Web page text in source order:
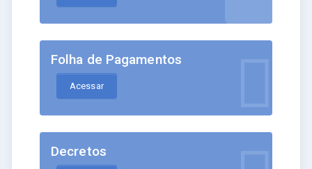
Folha de Pagamentos
Acessar
Decretos